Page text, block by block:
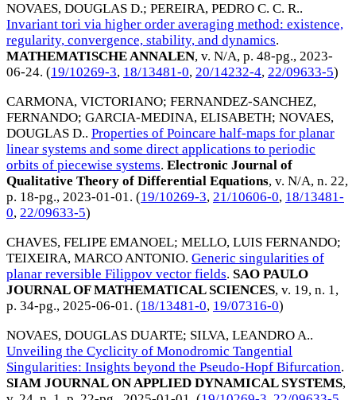
NOVAES, DOUGLAS D.; PEREIRA, PEDRO C. C. R..
Invariant tori via higher order averaging method: existence,
regularity, convergence, stability, and dynamics.
MATHEMATISCHE ANNALEN, v. N/A, p. 48-pg., 2023-
06-24. (19/10269-3, 18/13481-0, 20/14232-4, 22/09633-5)
CARMONA, VICTORIANO; FERNANDEZ-SANCHEZ,
FERNANDO; GARCIA-MEDINA, ELISABETH; NOVAES,
DOUGLAS D.. Properties of Poincare half-maps for planar
linear systems and some direct applications to periodic
orbits of piecewise systems. Electronic Journal of
Qualitative Theory of Differential Equations, v. N/A, n. 22,
p. 18-pg., 2023-01-01. (19/10269-3, 21/10606-0, 18/13481-
0, 22/09633-5)
CHAVES, FELIPE EMANOEL; MELLO, LUIS FERNANDO;
TEIXEIRA, MARCO ANTONIO. Generic singularities of
planar reversible Filippov vector fields. SAO PAULO
JOURNAL OF MATHEMATICAL SCIENCES, v. 19, n. 1,
p. 34-pg., 2025-06-01 . (18/13481-0, 19/07316-0)
NOVAES, DOUGLAS DUARTE; SILVA, LEANDRO A..
Unveiling the Cyclicity of Monodromic Tangential
Singularities: Insights beyond the Pseudo-Hopf Bifurcation.
SIAM JOURNAL ON APPLIED DYNAMICAL SYSTEMS,